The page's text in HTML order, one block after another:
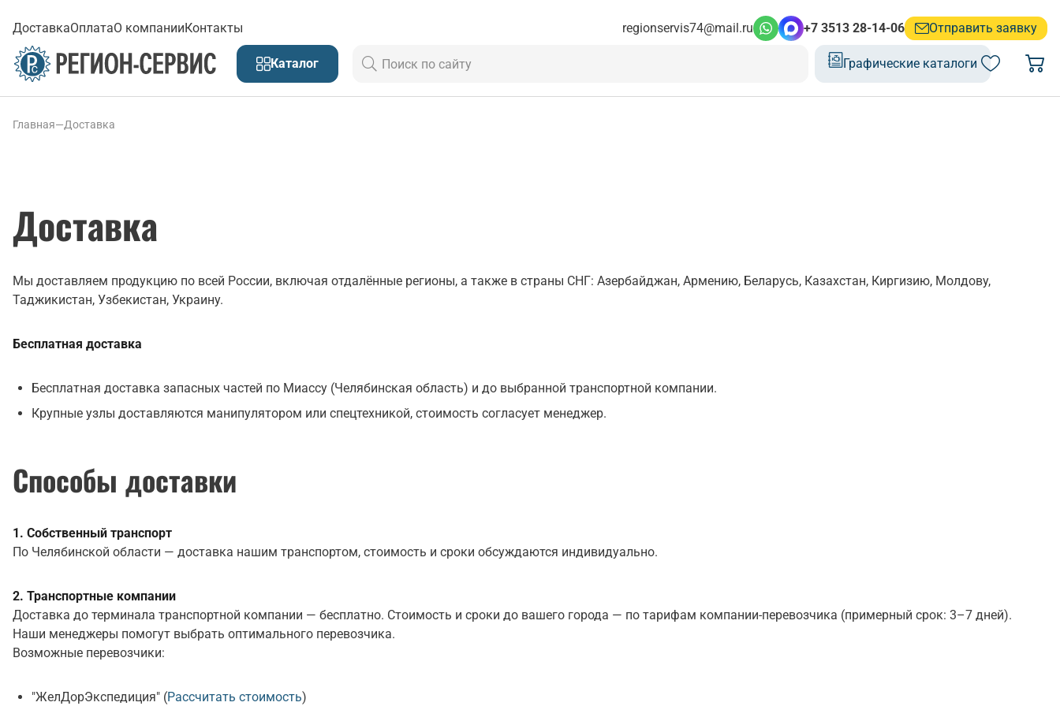
ДоставкаОплатаО компанииКонтакты regionservis74@mail.ru +7 3513 28-14-06 Отправить заявку
Каталог Графические каталоги
Главная—Доставка
Доставка
Мы доставляем продукцию по всей России, включая отдалённые регионы, а также в страны СНГ: Азербайджан, Армению, Беларусь, Казахстан, Киргизию, Молдову,
Таджикистан, Узбекистан, Украину.
Бесплатная доставка
Бесплатная доставка запасных частей по Миассу (Челябинская область) и до выбранной транспортной компании.
Крупные узлы доставляются манипулятором или спецтехникой, стоимость согласует менеджер.
Способы доставки
1. Собственный транспорт
По Челябинской области — доставка нашим транспортом, стоимость и сроки обсуждаются индивидуально.
2. Транспортные компании
Доставка до терминала транспортной компании — бесплатно. Стоимость и сроки до вашего города — по тарифам компании-перевозчика (примерный срок: 3–7 дней).
Наши менеджеры помогут выбрать оптимального перевозчика.
Возможные перевозчики:
"ЖелДорЭкспедиция" (Рассчитать стоимость)